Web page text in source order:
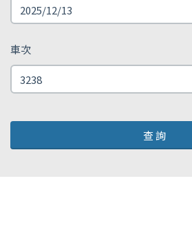
車次
查 詢